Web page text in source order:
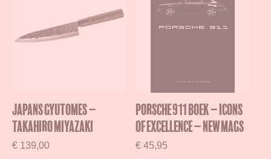
Japans Gyutomes –
Takahiro Miyazaki
€ 139,00
Porsche 911 Boek – Icons
of Excellence – New Mags
€ 45,95